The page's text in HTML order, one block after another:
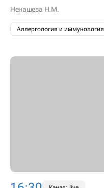
Ненашева Н.М.
Аллергология и иммунология